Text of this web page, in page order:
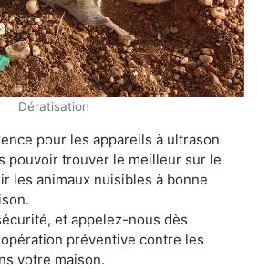
Dératisation
pour les appareils à ultrason
pouvoir trouver le meilleur sur le
les animaux nuisibles à bonne
et appelez-nous dès
préventive contre les
votre maison.